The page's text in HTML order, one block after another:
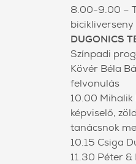
8.00-9.00 –
DUGONICS
Színpadi
Kövér Béla
felvonulás
10.00
képviselő,
tanácsnok
10.15 Csiga
11.30 Péter